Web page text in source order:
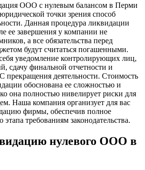
ООО с нулевым балансом в Перми
точки зрения способ
Данная процедура ликвидации
ее завершения у компании не
а все обязательства перед
будут считаться погашенными.
уведомление контролирующих лиц,
сдачу финальной отчетности и
деятельности. Стоимость
обоснована ее сложностью и
она полностью нивелирует риски для
Наша компания организует для вас
фирмы, обеспечив полное
этапа требованиям законодательства.
нулевого ООО в